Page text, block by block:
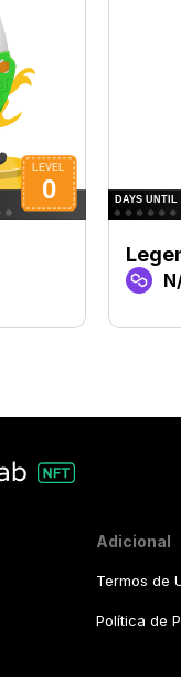
Adicional
Termos de
Política de